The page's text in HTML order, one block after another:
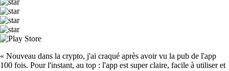
« Nouveau dans la crypto, j'ai craqué après avoir vu la pub de l'app
100 fois. Pour l'instant, au top : l'app est super claire, facile à utiliser et